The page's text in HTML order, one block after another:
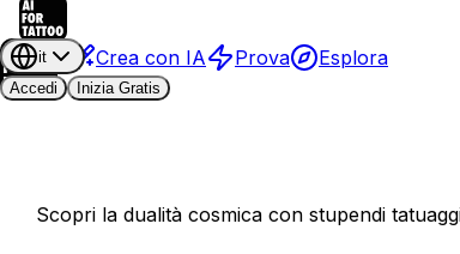
Crea con IA Prova Esplora
it
Accedi
Inizia Gratis
Scopri la dualità cosmica con stupendi